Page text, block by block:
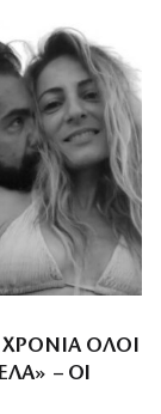
ΌΛΟΙ
– ΟΙ